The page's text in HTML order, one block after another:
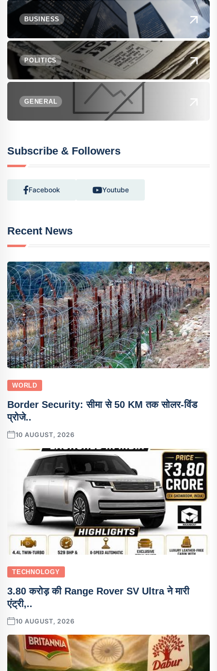
BUSINESS
POLITICS
GENERAL
Subscribe & Followers
Facebook Youtube
Recent News
WORLD
Border Security: सीमा से 50 KM तक सोलर-विंड
प्रोजे..
10 AUGUST, 2026
TECHNOLOGY
3.80 करोड़ की Range Rover SV Ultra ने मारी
एंट्री,..
10 AUGUST, 2026